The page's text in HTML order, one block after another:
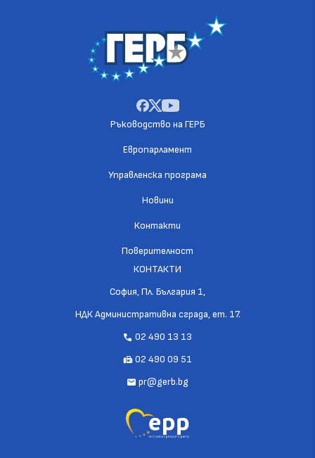
Ръководство на ГЕРБ
Европарламент
Управленска програма
Новини
Контакти
Поверителност
КОНТАКТИ
София, Пл. България 1,
НДК Административна сграда, ет. 17.
call 02 490 13 13
fax02 490 09 51
mail pr@gerb.bg